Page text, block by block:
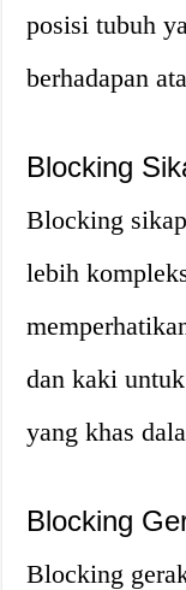
posisi tubuh
berhadapan
Blocking
Blocking
lebih
dan kaki
yang khas
Blocking
Blocking